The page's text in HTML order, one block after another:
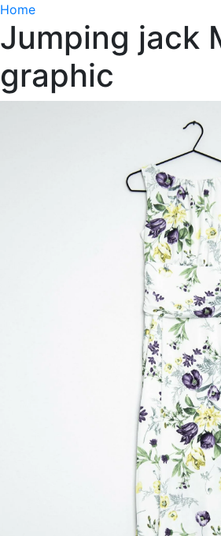
Home
Jumping jack
graphic